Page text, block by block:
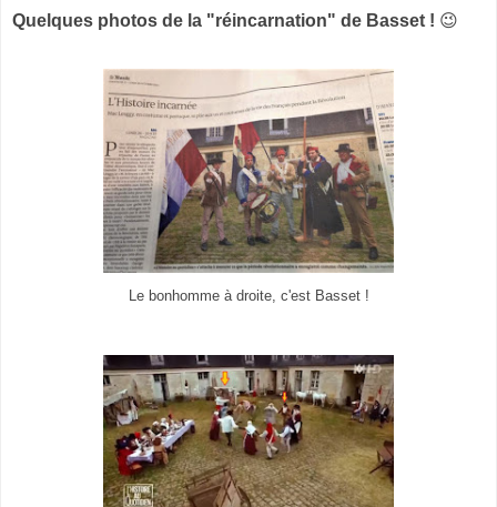
Quelques photos de la "réincarnation" de Basset ! 😉
Le bonhomme à droite, c'est Basset !